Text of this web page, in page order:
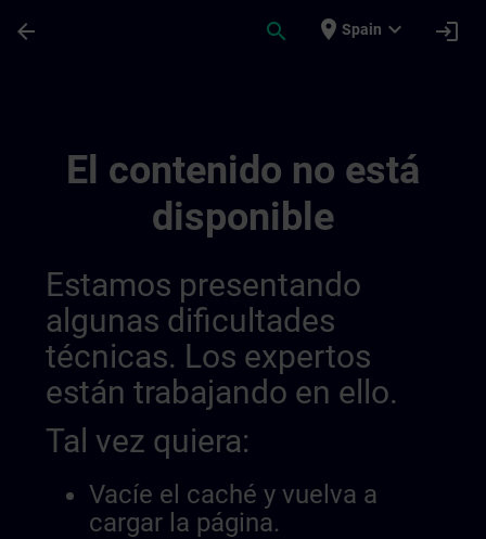
arrow_back search place Spain expand_more login
El contenido no está
disponible
Estamos presentando
algunas dificultades
técnicas. Los expertos
están trabajando en ello.
Tal vez quiera:
Vacíe el caché y vuelva a
cargar la página.